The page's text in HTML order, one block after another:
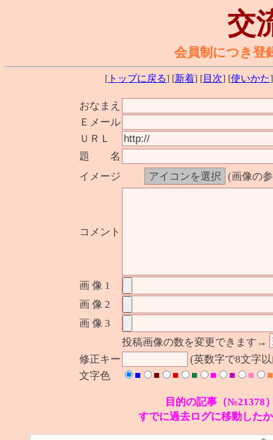
交
会員制につき登
[ トップに戻る] [新着] [目次] [使いかた
おなまえ
Ｅメール
ＵＲＬ
題 名
イメージ
(画像の
コメント
画 像 1
画 像 2
画 像 3
投稿画像の数を変更できます→
修正キー
(英数字で8文字
文字色
■ ■ ■ ■ ■ ■ ■ ■
目的の記事（№21378
すでに過去ログに移動した